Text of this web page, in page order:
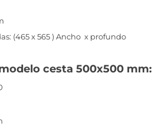
(465 x 565 ) Ancho x profundo
cesta 500x500 mm: